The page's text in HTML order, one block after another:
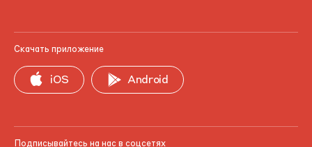
Скачать приложение
iOS Android
Подписывайтесь на нас в соцсетях